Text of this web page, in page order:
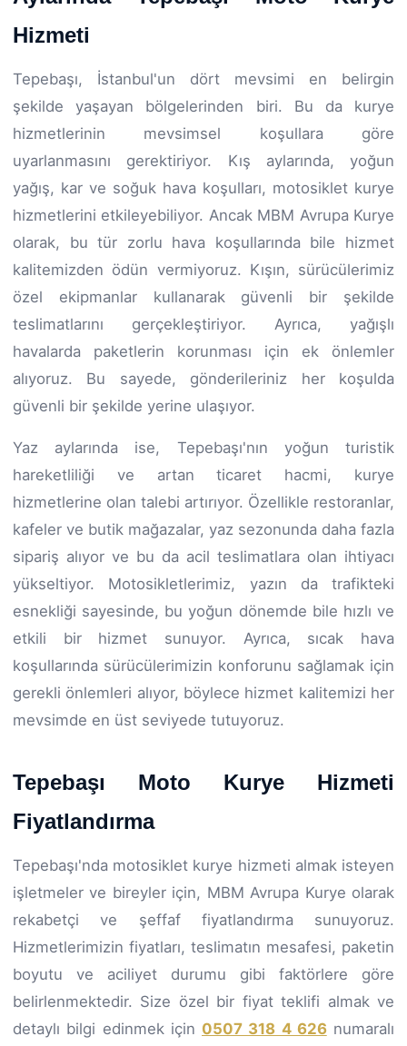
Hizmeti
Tepebaşı, İstanbul'un dört mevsimi en belirgin
şekilde yaşayan bölgelerinden biri. Bu da kurye
hizmetlerinin mevsimsel koşullara göre
uyarlanmasını gerektiriyor. Kış aylarında, yoğun
yağış, kar ve soğuk hava koşulları, motosiklet kurye
hizmetlerini etkileyebiliyor. Ancak MBM Avrupa Kurye
olarak, bu tür zorlu hava koşullarında bile hizmet
kalitemizden ödün vermiyoruz. Kışın, sürücülerimiz
özel ekipmanlar kullanarak güvenli bir şekilde
teslimatlarını gerçekleştiriyor. Ayrıca, yağışlı
havalarda paketlerin korunması için ek önlemler
alıyoruz. Bu sayede, gönderileriniz her koşulda
güvenli bir şekilde yerine ulaşıyor.
Yaz aylarında ise, Tepebaşı'nın yoğun turistik
hareketliliği ve artan ticaret hacmi, kurye
hizmetlerine olan talebi artırıyor. Özellikle restoranlar,
kafeler ve butik mağazalar, yaz sezonunda daha fazla
sipariş alıyor ve bu da acil teslimatlara olan ihtiyacı
yükseltiyor. Motosikletlerimiz, yazın da trafikteki
esnekliği sayesinde, bu yoğun dönemde bile hızlı ve
etkili bir hizmet sunuyor. Ayrıca, sıcak hava
koşullarında sürücülerimizin konforunu sağlamak için
gerekli önlemleri alıyor, böylece hizmet kalitemizi her
mevsimde en üst seviyede tutuyoruz.
Tepebaşı Moto Kurye Hizmeti
Fiyatlandırma
Tepebaşı'nda motosiklet kurye hizmeti almak isteyen
işletmeler ve bireyler için, MBM Avrupa Kurye olarak
rekabetçi ve şeffaf fiyatlandırma sunuyoruz.
Hizmetlerimizin fiyatları, teslimatın mesafesi, paketin
boyutu ve aciliyet durumu gibi faktörlere göre
belirlenmektedir. Size özel bir fiyat teklifi almak ve
detaylı bilgi edinmek için 0507 318 4 626numaralı